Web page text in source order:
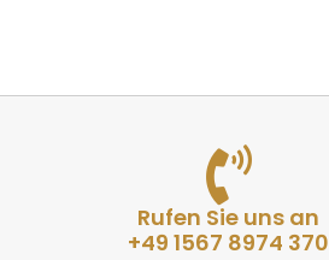
Rufen Sie uns an
+49 1567 8974 370